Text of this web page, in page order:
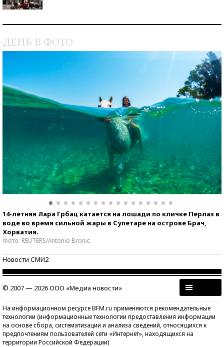
Кто изобрел средства связи?
ДЕНЬ В ФОТО
14-летняя Лара Грбац катается на лошади по кличке Перлаз в
воде во время сильной жары в Супетаре на острове Брач,
Хорватия.
Фото: REUTERS/Antonio Bronic
Новости СМИ2
© 2007 — 2026 ООО «Медиа новости»
На информационном ресурсе BFM.ru применяются рекомендательные
технологии (информационные технологии предоставления информации
на основе сбора, систематизации и анализа сведений, относящихся к
предпочтениям пользователей сети «Интернет», находящихся на
территории Российской Федерации)